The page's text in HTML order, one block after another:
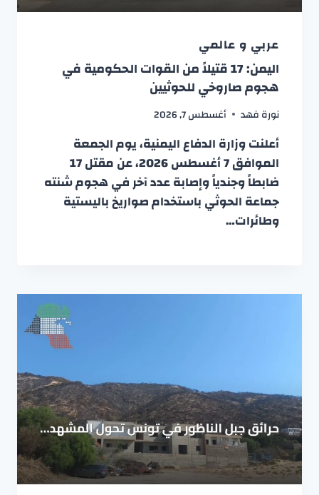
عربي و عالمي
اليمن: 17 قتيلاً من القوات الحكومية في
هجوم صاروخي للحوثيين
نورة فهد أغسطس 7, 2026
أعلنت وزارة الدفاع اليمنية، يوم الجمعة
الموافق 7 أغسطس 2026، عن مقتل 17
ضابطاً وجندياً وإصابة عدد آخر في هجوم شنته
جماعة الحوثي باستخدام صواريخ باليستية
وطائرات…